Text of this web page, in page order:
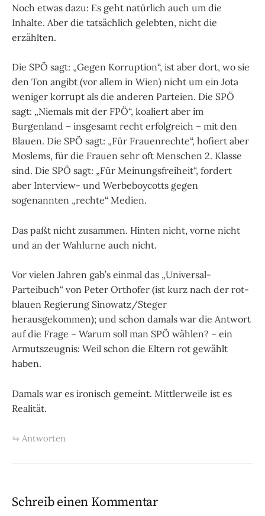
Noch etwas dazu: Es geht natürlich auch um die
Inhalte. Aber die tatsächlich gelebten, nicht die
erzählten.
Die SPÖ sagt: „Gegen Korruption“, ist aber dort, wo sie
den Ton angibt (vor allem in Wien) nicht um ein Jota
weniger korrupt als die anderen Parteien. Die SPÖ
sagt: „Niemals mit der FPÖ“, koaliert aber im
Burgenland – insgesamt recht erfolgreich – mit den
Blauen. Die SPÖ sagt: „Für Frauenrechte“, hofiert aber
Moslems, für die Frauen sehr oft Menschen 2. Klasse
sind. Die SPÖ sagt: „Für Meinungsfreiheit“, fordert
aber Interview- und Werbeboycotts gegen
sogenannten „rechte“ Medien.
Das paßt nicht zusammen. Hinten nicht, vorne nicht
und an der Wahlurne auch nicht.
Vor vielen Jahren gab’s einmal das „Universal-
Parteibuch“ von Peter Orthofer (ist kurz nach der rot-
blauen Regierung Sinowatz/Steger
herausgekommen); und schon damals war die Antwort
auf die Frage – Warum soll man SPÖ wählen? – ein
Armutszeugnis: Weil schon die Eltern rot gewählt
haben.
Damals war es ironisch gemeint. Mittlerweile ist es
Realität.
Antworten
Schreib einen Kommentar